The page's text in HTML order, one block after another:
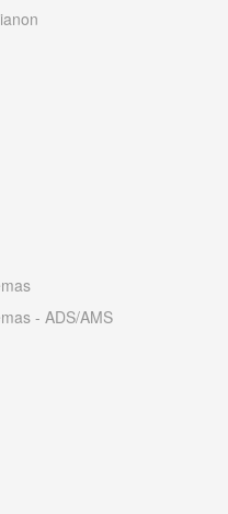
- ADS/AMS